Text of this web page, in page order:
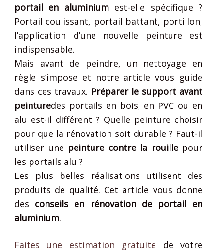
portail en aluminiumest-elle spécifique ?
Portail coulissant, portail battant, portillon,
l’application d’une nouvelle peinture est
indispensable.
Mais avant de peindre, un nettoyage en
règle s’impose et notre article vous guide
dans ces travaux. Préparer le support avant
peinturedes portails en bois, en PVC ou en
alu est-il différent ? Quelle peinture choisir
pour que la rénovation soit durable ? Faut-il
utiliser une peinture contre la rouillepour
les portails alu ?
Les plus belles réalisations utilisent des
produits de qualité. Cet article vous donne
des conseils en rénovationde portail en
aluminium.
Faites une estimation gratuite de votre